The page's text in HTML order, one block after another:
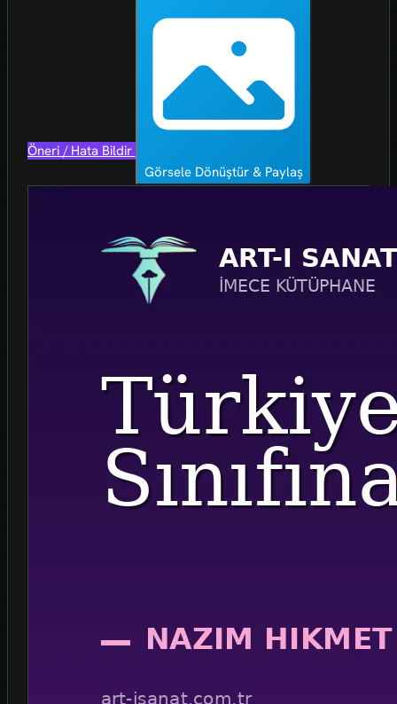
Öneri / Hata Bildir
Görsele Dönüştür & Paylaş